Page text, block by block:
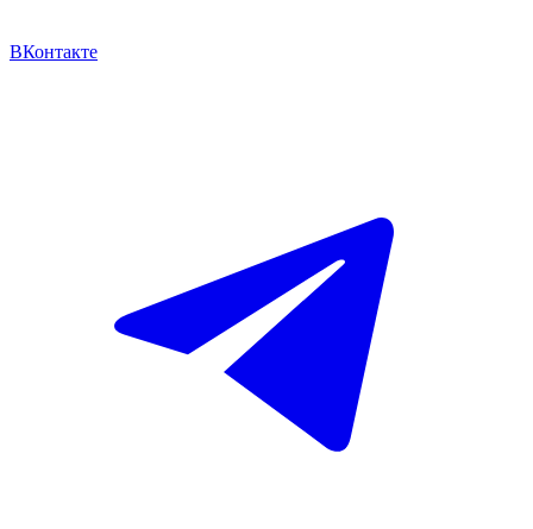
ВКонтакте